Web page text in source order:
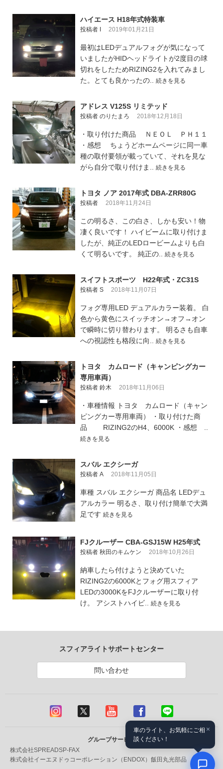
ハイエース H18年式特装車
投稿者 I 2019年01月21日
最初はLEDデュアルフォグが気になって
いましたがHIDヘッドライトが2度目の球
切れをしたためRIZING2を入れてみまし
た。とても良かったの.. 続きを見る
アドレス V125S リミテッド
投稿者 のりたまろ 2018年12月18日
・取り付けた商品 ＮＥＯＬ ＰＨ１１
・感想 ちょうどホームページに同一車
種の取付要領が載っていて、それを見な
がら自分で取り付けま.. 続きを見る
トヨタ ノア 2017年式 DBA-ZRR80G
投稿者 2018年11月24日
この明るさ、この白さ、しかも安い！物
凄く良いです！ ハイビームに取り付けま
したが、純正のLEDロービームよりも白
くて明るいです。 純正の.. 続きを見る
スイフトスポーツ H22年式・ZC31S
投稿者 S 2018年11月07日
フォグ専用LED デュアルカラー装着。 白
色から黄色にスイッチオン→オフ→オン
で瞬時に切り替わります。 明るさも自車
への視認性も格段に向.. 続きを見る
トヨタ カムロード（キャンピングカー
専用車両）
投稿者 鈴木 2018年11月06日
・車種情報 トヨタ カムロード（キャン
ピングカー専用車両） ・取り付けた商
品 RIZING2のH4、6000K ・感想 ..
続きを見る
スバル エクシーガ
投稿者 A 2018年11月05日
車種 スバル エクシーガ 商品名 LEDデュ
アルカラー 明るさ、取り付け簡単で大満
足です 続きを見る
FJクルーザー CBA-GSJ15W H25年式
投稿者 秋田のキムケン 2018年10月26日
納車したら付けようと決めていた
RIZING2の6000Kとフォグ用スフィア
LEDの3000KをFJクルーザーに取り付
け。 アシストハイビ.. 続きを見る
スフィアライトサポートセンター
問い合わせ
グループサービス
株式会社SPREADSP-FAX
株式会社イーエヌドゥコーポレーション（ENDOX） 飯田丸光部品
×
車のライト、お気軽にご相
談ください！